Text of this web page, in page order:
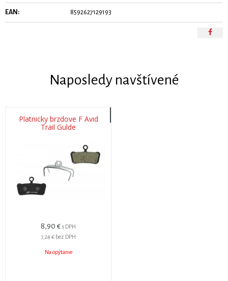
EAN: 8592627129193
Naposledy navštívené
Platnicky brzdove F Avid
Trail Gulde
8,90 € s DPH
7,24 € bez DPH
Na opýtanie